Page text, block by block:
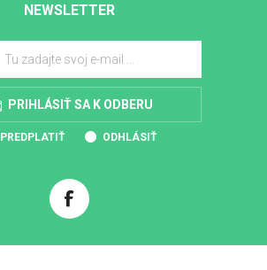
NEWSLETTER
PRIHLÁSIŤ SA K ODBERU
PREDPLATIŤ ODHLÁSIŤ